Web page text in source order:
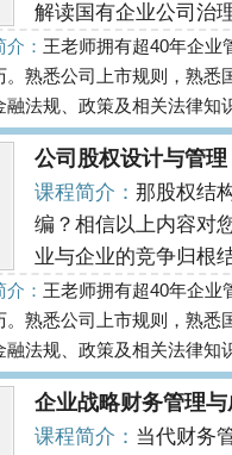
解读国有企业公司治
： 王老师拥有超40年企业
。熟悉公司上市规则，熟悉
融法规、政策及相关法律知
公司股权设计与管理
课程简介：那股权结
编？相信以上内容对
业与企业的竞争归根
： 王老师拥有超40年企业
。熟悉公司上市规则，熟悉
融法规、政策及相关法律知
企业战略财务管理与
课程简介： 当代财务